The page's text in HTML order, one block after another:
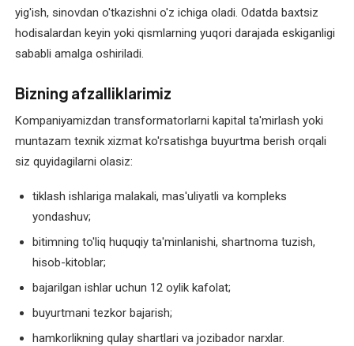
elektromotorlarini
o'rash
Payvand
transformatorlari
payvand
uskunalarini
elektromotorlarini
ta'mirlash
yig'ish, sinovdan o'tkazishni o'z ichiga oladi. Odatda baxtsiz
hodisalardan keyin yoki qismlarning yuqori darajada eskiganligi
sababli amalga oshiriladi.
Bizning afzalliklarimiz
Kompaniyamizdan transformatorlarni kapital ta'mirlash yoki
muntazam texnik xizmat ko'rsatishga buyurtma berish orqali
siz quyidagilarni olasiz:
tiklash ishlariga malakali, mas'uliyatli va kompleks
yondashuv;
bitimning to'liq huquqiy ta'minlanishi, shartnoma tuzish,
hisob-kitoblar;
bajarilgan ishlar uchun 12 oylik kafolat;
buyurtmani tezkor bajarish;
hamkorlikning qulay shartlari va jozibador narxlar.